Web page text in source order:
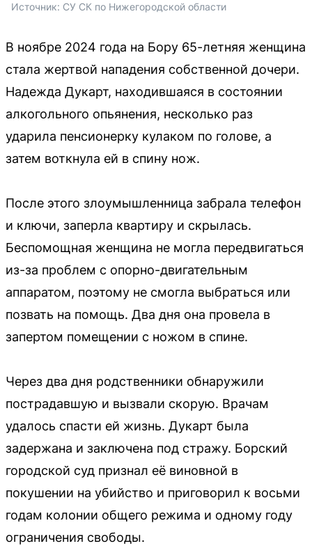
Источник: СУ СК по Нижегородской области
В ноябре 2024 года на Бору 65-летняя женщина
стала жертвой нападения собственной дочери.
Надежда Дукарт, находившаяся в состоянии
алкогольного опьянения, несколько раз
ударила пенсионерку кулаком по голове, а
затем воткнула ей в спину нож.
После этого злоумышленница забрала телефон
и ключи, заперла квартиру и скрылась.
Беспомощная женщина не могла передвигаться
из-за проблем с опорно-двигательным
аппаратом, поэтому не смогла выбраться или
позвать на помощь. Два дня она провела в
запертом помещении с ножом в спине.
Через два дня родственники обнаружили
пострадавшую и вызвали скорую. Врачам
удалось спасти ей жизнь. Дукарт была
задержана и заключена под стражу. Борский
городской суд признал её виновной в
покушении на убийство и приговорил к восьми
годам колонии общего режима и одному году
ограничения свободы.